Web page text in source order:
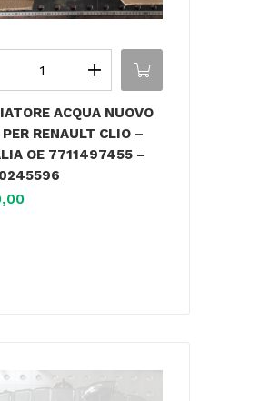
ACQUA NUOVO
PER RENAULT CLIO –
OE 7711497455 –